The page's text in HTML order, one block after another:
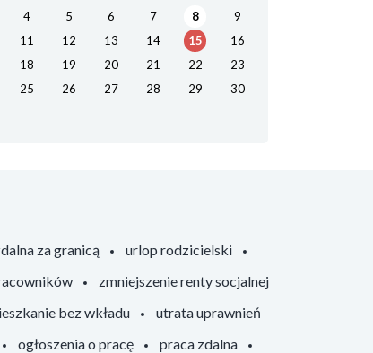
4 5 6 7 8
9
11 12 13 14 15
16
18 19 20 21 22
23
25 26 27 28 29
30
za granicą
urlop rodzicielski
zmniejszenie renty socjalnej
bez wkładu
utrata uprawnień
ogłoszenia o pracę
praca zdalna